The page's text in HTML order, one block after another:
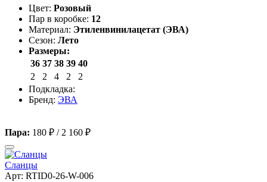
Цвет: Розовый
Пар в коробке: 12
Материал: Этиленвинилацетат (ЭВА)
Сезон: Лето
Размеры:
36 37 38 39 40
2
2 4 2
2
Подкладка:
Бренд: ЭВА
Пара: 180 ₽ / 2 160 ₽
Сланцы
Арт: RTID0-26-W-006